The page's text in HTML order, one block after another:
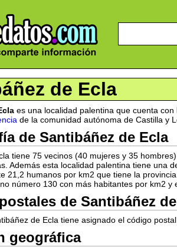
de Ecla
es una localidad palentina que cuenta con
de la comunidad autónoma de Castilla y
de Santibáñez de Ecla
tiene 75 vecinos (40 mujeres y 35
Además esta localidad palentina tiene una
21,2 humanos por km2 que tiene la
número 130 con más habitantes por km2 y
de Santibáñez
de Ecla tiene asignado el código postal
geográfica